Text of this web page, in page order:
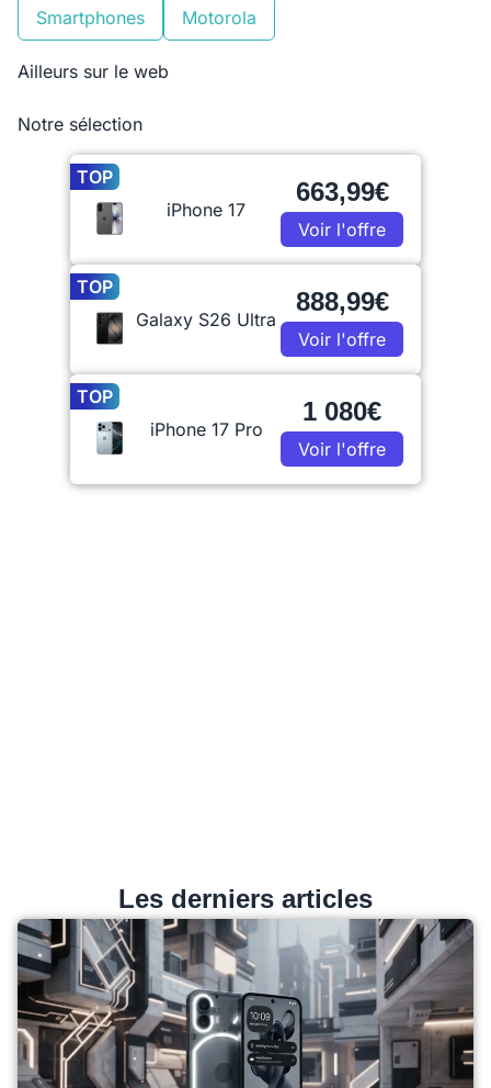
Smartphones Motorola
Ailleurs sur le web
Notre sélection
TOP
iPhone 17
663,99€
Voir l'offre
TOP
Galaxy S26 Ultra
888,99€
Voir l'offre
TOP
iPhone 17 Pro
1 080€
Voir l'offre
Les derniers articles